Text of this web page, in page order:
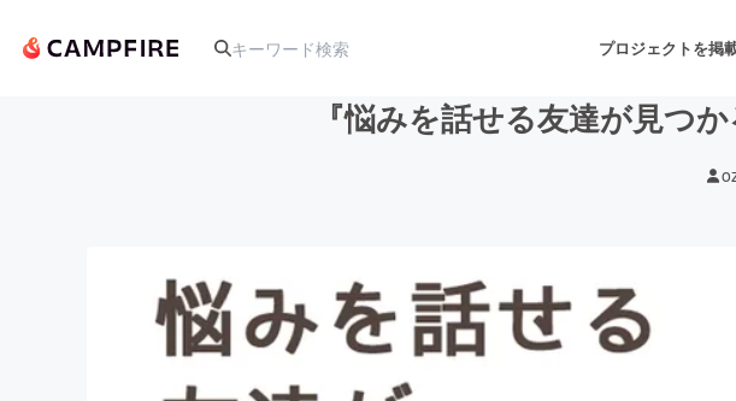
プロジェクトを掲
アート・写真 音楽
テクノロジー・ガジェット ゲーム・サービス開発
『悩みを話せる友達が見つ